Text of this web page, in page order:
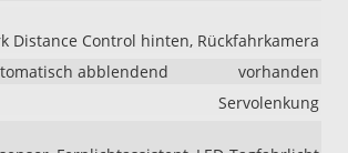
Distance Control hinten, Rückfahrkamera
abblendend
vorhanden
Servolenkung